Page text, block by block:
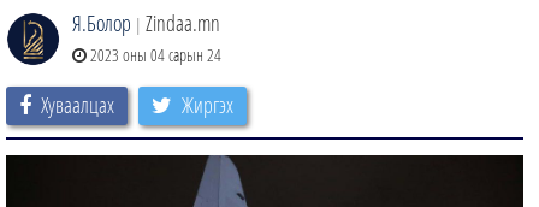
Я.Болор | Zindaa.mn
2023 оны 04 сарын 24
Хуваалцах Жиргэх